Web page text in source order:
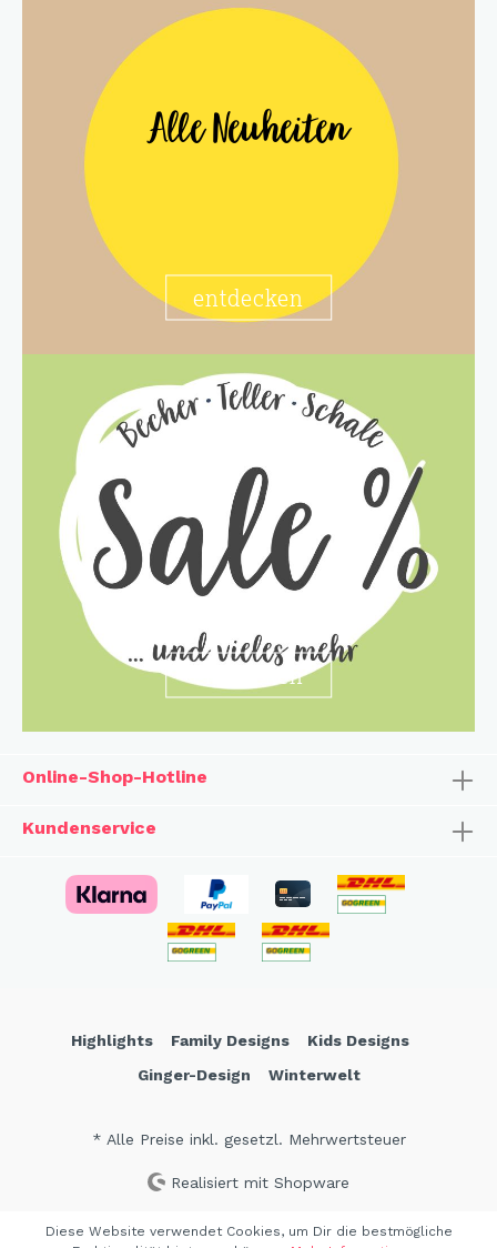
Alle Neuheiten
entdecken
entdecken
Online-Shop-Hotline
Kundenservice
Highlights Family Designs
Kids Designs
Ginger-Design
Winterwelt
* Alle Preise inkl. gesetzl. Mehrwertsteuer
Realisiert mit Shopware
Diese Website verwendet Cookies, um Dir die bestmögliche